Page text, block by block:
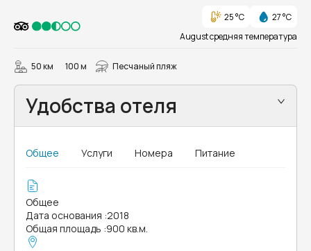
25 °C
27 °C
August средняя температура
50 км 100 м Песчаный пляж
Удобства отеля
Общее Услуги Номера Питание
Общее
Дата основания :2018
Общая площадь :900 кв.м.